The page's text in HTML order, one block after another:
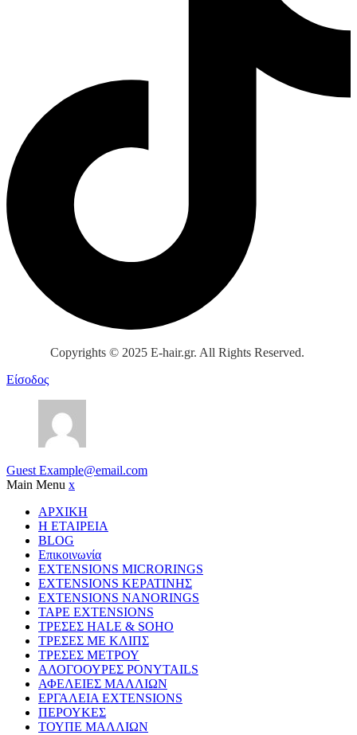
Copyrights © 2025 E-hair.gr. All Rights Reserved.
Είσοδος
Guest Example@email.com
Main Menu x
ΑΡΧΙΚΗ
Η ΕΤΑΙΡΕΙΑ
BLOG
Επικοινωνία
EXTENSIONS MICRORINGS
EXTENSIONS ΚΕΡΑΤΙΝΗΣ
EXTENSIONS NANORINGS
TAPE EXTENSIONS
ΤΡΕΣΕΣ HALE & SOHO
ΤΡΕΣΕΣ ΜΕ ΚΛΙΠΣ
ΤΡΕΣΕΣ ΜΕΤΡΟΥ
ΑΛΟΓΟΟΥΡΕΣ PONYTAILS
ΑΦΕΛΕΙΕΣ ΜΑΛΛΙΩΝ
ΕΡΓΑΛΕΙΑ EXTENSIONS
ΠΕΡΟΥΚΕΣ
ΤΟΥΠΕ ΜΑΛΛΙΩΝ